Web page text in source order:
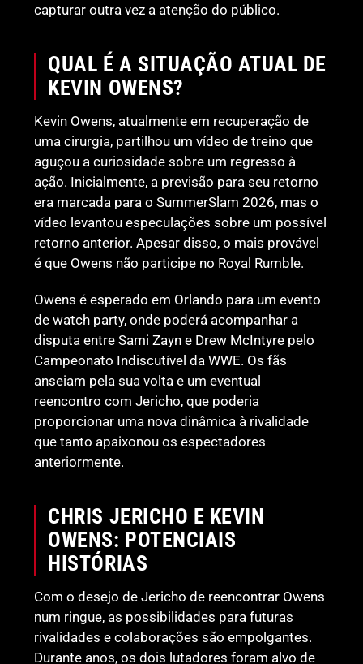
capturar outra vez a atenção do público.
QUAL É A SITUAÇÃO ATUAL DE
KEVIN OWENS?
Kevin Owens, atualmente em recuperação de
uma cirurgia, partilhou um vídeo de treino que
aguçou a curiosidade sobre um regresso à
ação. Inicialmente, a previsão para seu retorno
era marcada para o SummerSlam 2026, mas o
vídeo levantou especulações sobre um possível
retorno anterior. Apesar disso, o mais provável
é que Owens não participe no Royal Rumble.
Owens é esperado em Orlando para um evento
de watch party, onde poderá acompanhar a
disputa entre Sami Zayn e Drew McIntyre pelo
Campeonato Indiscutível da WWE. Os fãs
anseiam pela sua volta e um eventual
reencontro com Jericho, que poderia
proporcionar uma nova dinâmica à rivalidade
que tanto apaixonou os espectadores
anteriormente.
CHRIS JERICHO E KEVIN
OWENS: POTENCIAIS
HISTÓRIAS
Com o desejo de Jericho de reencontrar Owens
num ringue, as possibilidades para futuras
rivalidades e colaborações são empolgantes.
Durante anos, os dois lutadores foram alvo de